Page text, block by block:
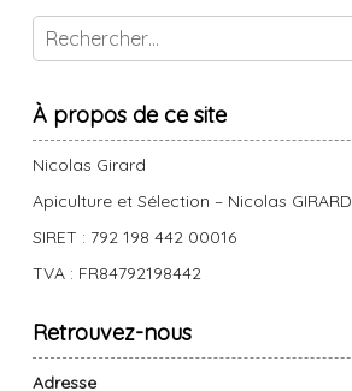
À propos de ce site
Nicolas Girard
Apiculture et Sélection – Nicolas GIRARD
SIRET : 792 198 442 00016
TVA : FR84792198442
Retrouvez-nous
Adresse